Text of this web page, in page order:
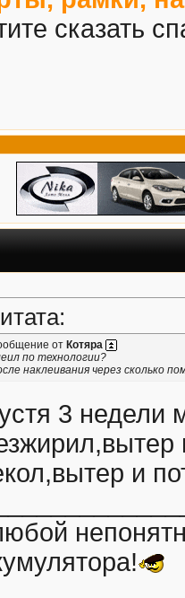
сказать
от Котяра
по технологии?
наклеивания через сколько
3 недели
и